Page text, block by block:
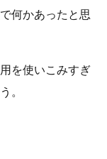
何かあったと思
を使いこみすぎ
。